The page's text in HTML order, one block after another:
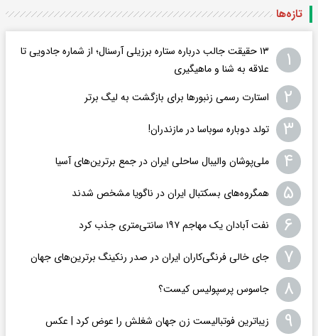
تازه‌ها
۱
۱۳ حقیقت جالب درباره ستاره برزیلی آرسنال؛ از شماره جادویی تا
علاقه به شنا و ماهیگیری
۲ استارت رسمی زنبورها برای بازگشت به لیگ برتر
۳ تولد دوباره سوباسا در مازندران!
۴ ملی‌پوشان والیبال ساحلی ایران در جمع برترین‌های آسیا
۵ همگروه‌های بسکتبال ایران در ناگویا مشخص شدند
۶ نفت آبادان یک مهاجم ۱۹۷ سانتی‌متری جذب کرد
۷ جای خالی فرنگی‌کاران ایران در صدر رنکینگ برترین‌های جهان
۸ جاسوس پرسپولیس کیست؟
۹ زیباترین فوتبالیست زن جهان شغلش را عوض کرد | عکس